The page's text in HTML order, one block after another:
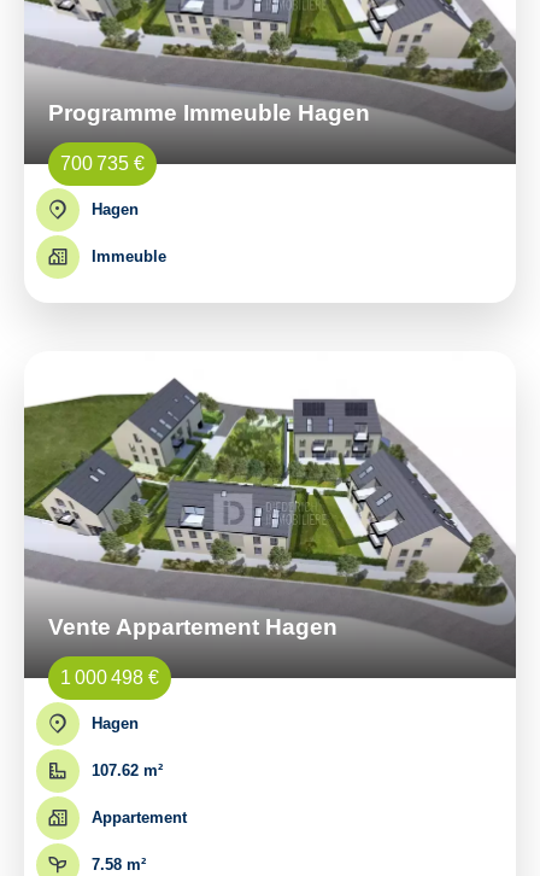
Programme Immeuble Hagen
700 735 €
Hagen
Immeuble
Vente Appartement Hagen
1 000 498 €
Hagen
107.62 m²
Appartement
7.58 m²